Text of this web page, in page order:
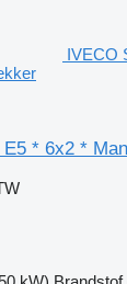
IVECO
E5 * 6x2 *